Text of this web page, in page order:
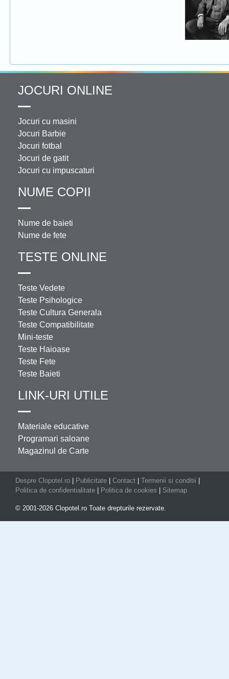
JOCURI ONLINE
Jocuri cu masini
Jocuri Barbie
Jocuri fotbal
Jocuri de gatit
Jocuri cu impuscaturi
NUME COPII
Nume de baieti
Nume de fete
TESTE ONLINE
Teste Vedete
Teste Psihologice
Teste Cultura Generala
Teste Compatibilitate
Mini-teste
Teste Haioase
Teste Fete
Teste Baieti
LINK-URI UTILE
Materiale educative
Programari saloane
Magazinul de Carte
Despre Clopotel.ro Publicitate Contact Termenii si conditii
Politica de confidentialitate
Politica de cookies Sitemap
© 2001-2026 Clopotel.ro Toate drepturile rezervate.